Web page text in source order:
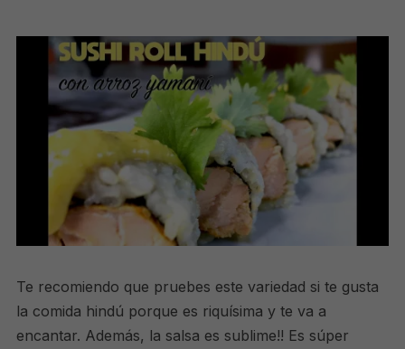
Te recomiendo que pruebes este variedad si te gusta
la comida hindú porque es riquísima y te va a
encantar. Además, la salsa es sublime!! Es súper